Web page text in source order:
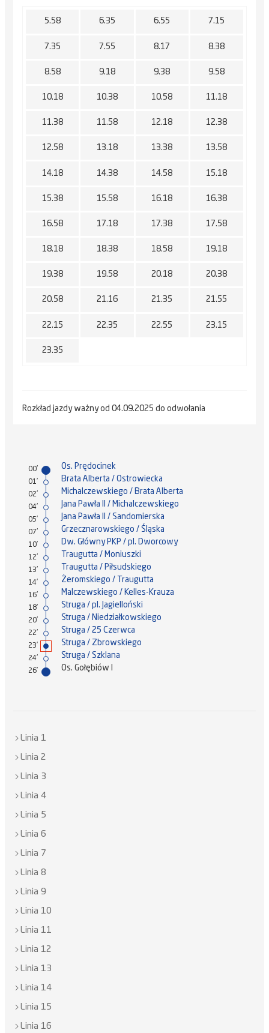
5.58 6.35 6.55 7.15
7.35 7.55 8.17 8.38
8.58 9.18 9.38 9.58
10.18 10.38 10.58 11.18
11.38 11.58 12.18 12.38
12.58 13.18 13.38 13.58
14.18 14.38 14.58 15.18
15.38 15.58 16.18 16.38
16.58 17.18 17.38 17.58
18.18 18.38 18.58 19.18
19.38 19.58 20.18 20.38
20.58 21.16 21.35 21.55
22.15 22.35 22.55 23.15
23.35
Rozkład jazdy ważny od 04.09.2025 do odwołania
00' Os. Prędocinek
01' Brata Alberta / Ostrowiecka
02' Michalczewskiego / Brata Alberta
04' Jana Pawła II / Michalczewskiego
05' Jana Pawła II / Sandomierska
07' Grzecznarowskiego / Śląska
10' Dw. Główny PKP / pl. Dworcowy
12' Traugutta / Moniuszki
13' Traugutta / Piłsudskiego
14' Żeromskiego / Traugutta
16' Malczewskiego / Kelles-Krauza
18' Struga / pl. Jagielloński
20' Struga / Niedziałkowskiego
22' Struga / 25 Czerwca
23' Struga / Zbrowskiego
24' Struga / Szklana
26' Os. Gołębiów I
Linia 1
Linia 2
Linia 3
Linia 4
Linia 5
Linia 6
Linia 7
Linia 8
Linia 9
Linia 10
Linia 11
Linia 12
Linia 13
Linia 14
Linia 15
Linia 16